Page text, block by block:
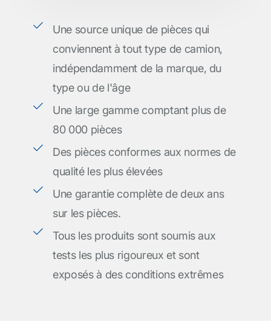
Une source unique de pièces qui
conviennent à tout type de camion,
indépendamment de la marque, du
type ou de l'âge
Une large gamme comptant plus de
80 000 pièces
Des pièces conformes aux normes de
qualité les plus élevées
Une garantie complète de deux ans
sur les pièces.
Tous les produits sont soumis aux
tests les plus rigoureux et sont
exposés à des conditions extrêmes